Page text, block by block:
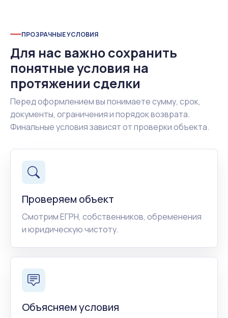
ПРОЗРАЧНЫЕ УСЛОВИЯ
Для нас важно сохранить
понятные условия на
протяжении сделки
Перед оформлением вы понимаете сумму, срок,
документы, ограничения и порядок возврата.
Финальные условия зависят от проверки объекта.
Проверяем объект
Смотрим ЕГРН, собственников, обременения
и юридическую чистоту.
Объясняем условия